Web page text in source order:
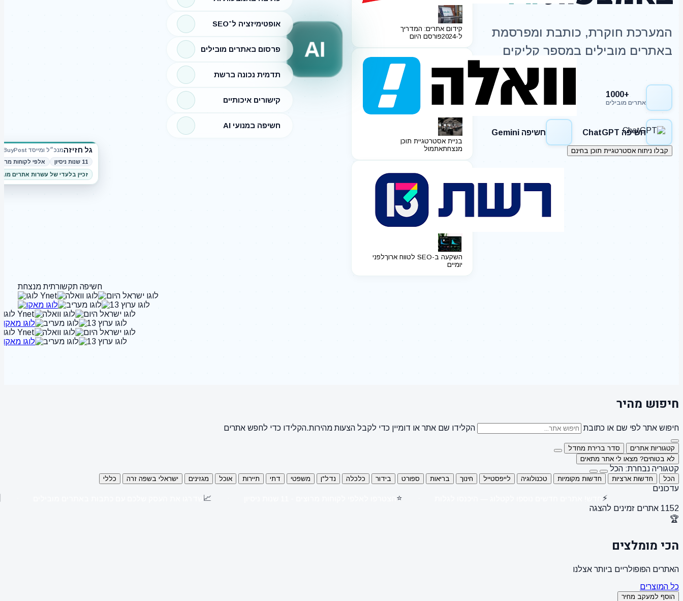
גל חזיזהמנכ״ל ומייסד BuyPost
11 שנות ניסיון
אלפי לקוחות
זכיין בלעדי של עשרות אתרים
אופטימיזציה ל־SEO
פרסום באתרים מובילים
תדמית נכונה ברשת
קישורים איכותיים
חשיפה במנועי AI
AI
קידום אתרים: המדריך
ל-2024
פורסם היום
בניית אסטרטגיית תוכן
מנצחתאתמול
השקעה ב-SEO לטווח ארוך
לפני
יומיים
המערכת חוקרת, כותבת ומפרסמת
באתרים מובילים במספר קליקים
+1000
אתרים מובילים
חשיפה Google
חשיפה ChatGPT חשיפה Gemini
קבלו ניתוח אסטרטגיית תוכן בחינם
חשיפה תקשורתית מנצחת
חיפוש מהיר
חיפוש אתר לפי שם או כתובת הקלידו שם אתר או דומיין כדי לקבל הצעות מהירות.הקלידו כדי לחפש אתרים
קטגוריות אתרים
סדר ברירת מחדל
לא בטוחים? מצאו לי אתר מתאים
קטגוריה נבחרת: הכל
הכל חדשות ארציות חדשות מקומיות טכנולוגיה לייפסטייל חינוך בריאות ספורט בידור כלכלה נדל"ן משפטי דתי תיירות אוכל מגזינים ישראלי בשפה זרה כללי
עדכונים
1152 אתרים זמינים להצגה
🏆
הכי מומלצים
האתרים הפופולריים ביותר אצלנו
כל המוצרים
הוסף למעקב מחיר